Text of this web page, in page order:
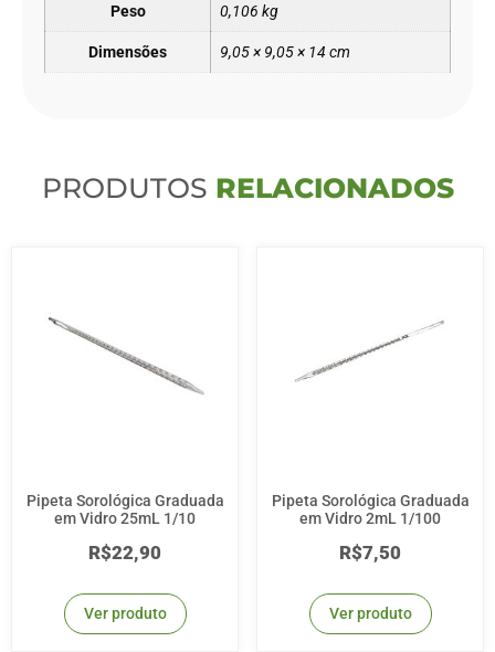
Peso 0,106 kg
Dimensões 9,05 × 9,05 × 14 cm
PRODUTOS RELACIONADOS
Pipeta Sorológica Graduada
em Vidro 25mL 1/10
R$22,90
Ver produto
Pipeta Sorológica Graduada
em Vidro 2mL 1/100
R$7,50
Ver produto